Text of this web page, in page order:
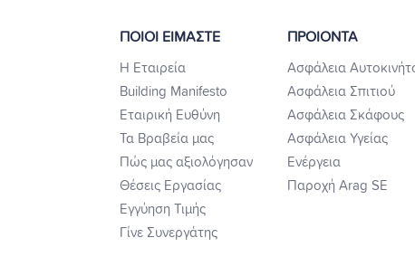
ΠΟΙΟΙ ΕΙΜΑΣΤΕ
Η Εταιρεία
Building Manifesto
Εταιρική Ευθύνη
Τα Βραβεία μας
Πώς μας αξιολόγησαν
Θέσεις Εργασίας
Εγγύηση Τιμής
Γίνε Συνεργάτης
ΠΡΟΙΟΝΤΑ
Ασφάλεια
Ασφάλεια Σπιτιού
Ασφάλεια Σκάφους
Ασφάλεια Υγείας
Ενέργεια
Παροχή Arag SE